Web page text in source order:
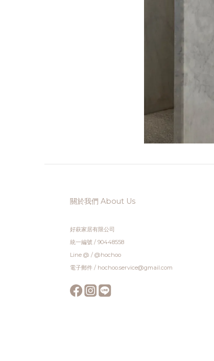
關於我們 About Us
好萩家居有限公司
統一編號 / 90448558
Line @ / @hochoo
電子郵件 / hochoo.service@gmail.com